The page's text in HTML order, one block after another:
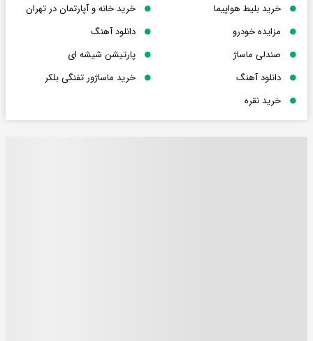
خرید بلیط هواپیما
خرید خانه و آپارتمان در تهران
مزایده خودرو
دانلود آهنگ
صندلی ماساژ
پارتیشن شیشه ای
دانلود آهنگ
خرید ماساژور تفنگی بلکر
خرید نقره